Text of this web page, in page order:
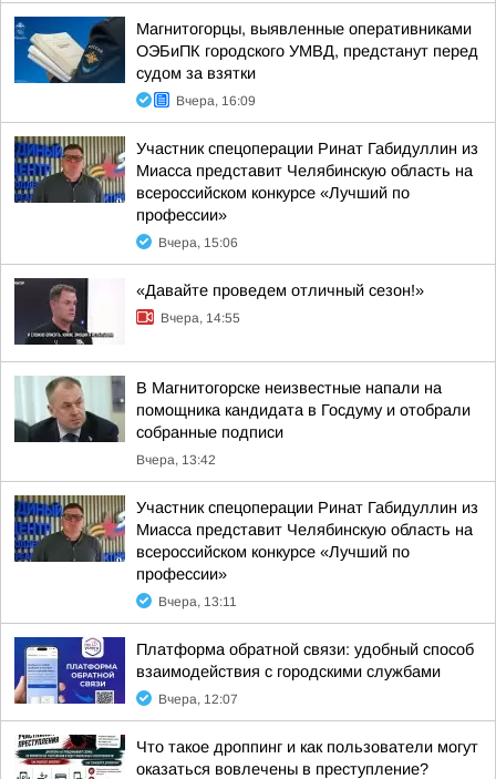
Магнитогорцы, выявленные оперативниками
ОЭБиПК городского УМВД, предстанут перед
судом за взятки
Вчера, 16:09
Участник спецоперации Ринат Габидуллин из
Миасса представит Челябинскую область на
всероссийском конкурсе «Лучший по
профессии»
Вчера, 15:06
«Давайте проведем отличный сезон!»
Вчера, 14:55
В Магнитогорске неизвестные напали на
помощника кандидата в Госдуму и отобрали
собранные подписи
Вчера, 13:42
Участник спецоперации Ринат Габидуллин из
Миасса представит Челябинскую область на
всероссийском конкурсе «Лучший по
профессии»
Вчера, 13:11
Платформа обратной связи: удобный способ
взаимодействия с городскими службами
Вчера, 12:07
Что такое дроппинг и как пользователи могут
оказаться вовлечены в преступление?